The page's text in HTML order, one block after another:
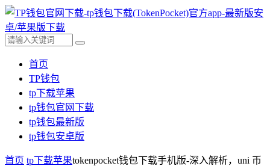
首页
TP钱包
tp下载苹果
tp钱包官网下载
tp钱包最新版
tp钱包安卓版
首页 tp下载苹果tokenpocket钱包下载手机版-深入解析，uni 币